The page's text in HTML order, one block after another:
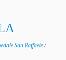
San Raffaele/